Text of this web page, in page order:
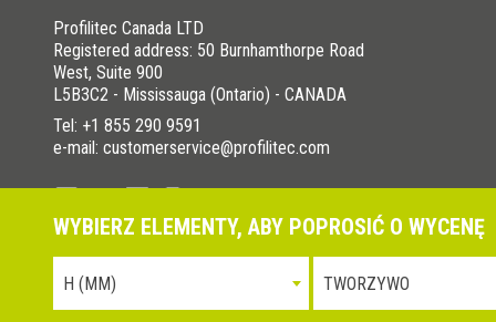
WYBIERZ ELEMENTY, ABY POPROSIĆ O WYCENĘ
H (MM) TWORZYWO
Profilitec Canada LTD
Registered address: 50 Burnhamthorpe Road
West, Suite 900
L5B3C2 - Mississauga (Ontario) - CANADA
Tel: +1 855 290 9591
e-mail: customerservice@profilitec.com
La nostra politica per